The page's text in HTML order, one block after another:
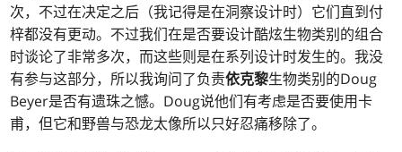
次，不过在决定之后（我记得是在洞察设计时）它们直到付
梓都没有更动。不过我们在是否要设计酷炫生物类别的组合
时谈论了非常多次，而这些则是在系列设计时发生的。我没
有参与这部分，所以我询问了负责依克黎生物类别的Doug
Beyer是否有遗珠之憾。Doug说他们有考虑是否要使用卡
甫，但它和野兽与恐龙太像所以只好忍痛移除了。